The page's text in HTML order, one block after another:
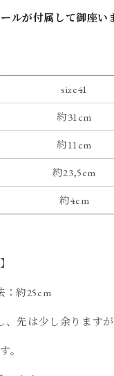
ルが付属して御座い
size41
約31cm
約11cm
約23,5cm
約4cm
約25cm
、先は少し余ります
。